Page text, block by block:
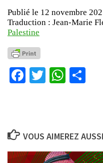
Publié le 12 novembre
Traduction : Jean-Marie
Palestine
Facebook
Twitter
VOUS AIMEREZ